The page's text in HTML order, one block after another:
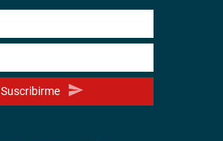
Suscribirme